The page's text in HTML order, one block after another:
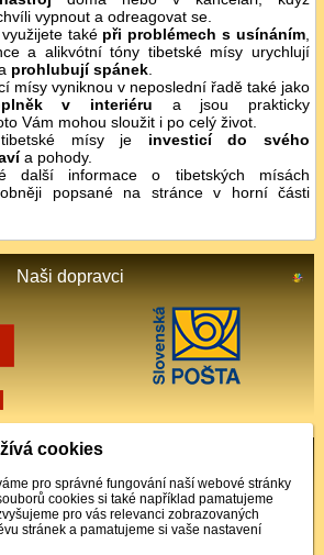
Naši dopravci
platby
vypnout a odreagovat se.
také při problémech s usínáním,
a alikvótní tóny tibetské mísy urychlují
prohlubují spánek.
mísy vyniknou v neposlední řadě také jako
v interiéru a jsou prakticky
Vám mohou sloužit i po celý život.
mísy je investicí do svého
a pohody.
další informace o tibetských mísách
popsané na stránce v horní části
cookies
pro správné fungování naší webové stránky
cookies si také například pamatujeme
pro vás relevanci zobrazovaných
stránek a pamatujeme si vaše nastavení